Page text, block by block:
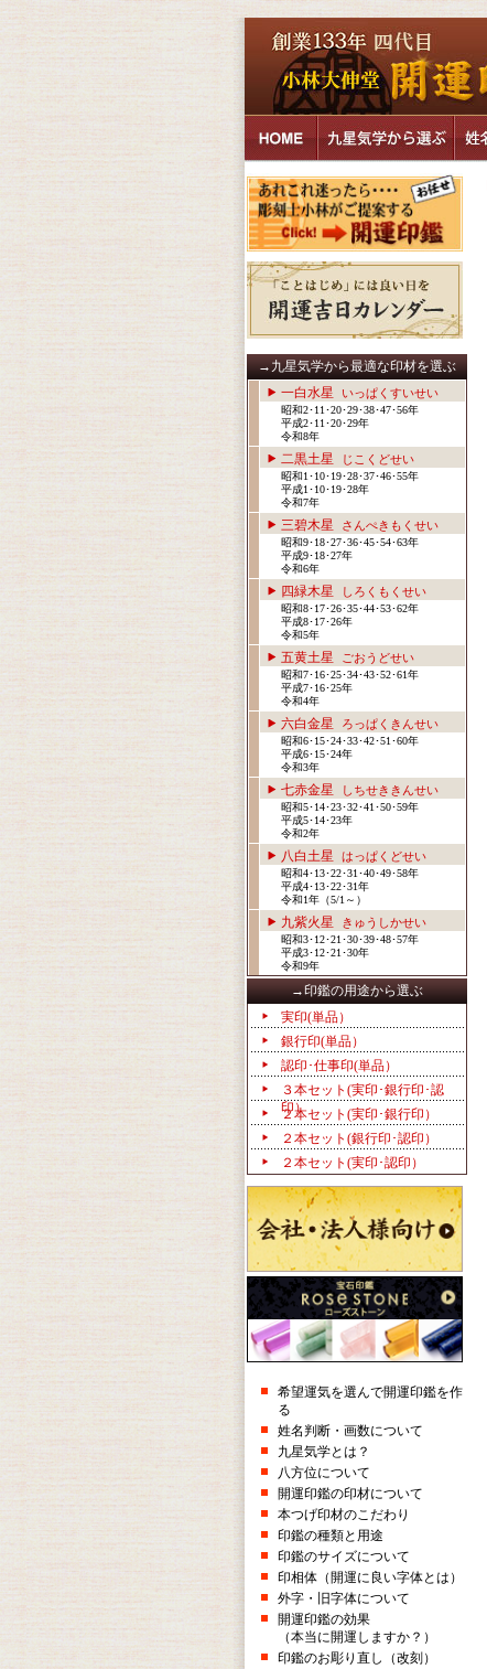
→九星気学から最適な印材を選ぶ
一白水星
いっぱくすいせい
昭和2･11･20･29･38･47･56年
平成2･11･20･29年
令和8年
二黒土星 じこくどせい
昭和1･10･19･28･37･46･55年
平成1･10･19･28年
令和7年
三碧木星 さんぺきもくせい
昭和9･18･27･36･45･54･63年
平成9･18･27年
令和6年
四緑木星 しろくもくせい
昭和8･17･26･35･44･53･62年
平成8･17･26年
令和5年
五黄土星 ごおうどせい
昭和7･16･25･34･43･52･61年
平成7･16･25年
令和4年
六白金星 ろっぱくきんせい
昭和6･15･24･33･42･51･60年
平成6･15･24年
令和3年
七赤金星 しちせききんせい
昭和5･14･23･32･41･50･59年
平成5･14･23年
令和2年
八白土星 はっぱくどせい
昭和4･13･22･31･40･49･58年
平成4･13･22･31年
令和1年（5/1～）
九紫火星 きゅうしかせい
昭和3･12･21･30･39･48･57年
平成3･12･21･30年
令和9年
→印鑑の用途から選ぶ
実印(単品）
銀行印(単品）
認印･仕事印(単品）
３本セット(実印･銀行印･認
印）
２本セット(実印･銀行印）
２本セット(銀行印･認印）
２本セット(実印･認印）
希望運気を選んで開運印鑑を作
る
姓名判断・画数について
九星気学とは？
八方位について
開運印鑑の印材について
本つげ印材のこだわり
印鑑の種類と用途
印鑑のサイズについて
印相体（開運に良い字体とは）
外字・旧字体について
開運印鑑の効果
（本当に開運しますか？）
印鑑のお彫り直し（改刻）